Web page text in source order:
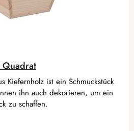
Kiefernholz ist ein Schmuckstück
ihn auch dekorieren, um ein
zu schaffen.